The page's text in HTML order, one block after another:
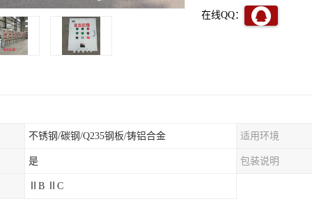
在线QQ：
不锈钢/碳钢/Q235钢板/铸铝合金 适用环境
是 包装说明
ⅡB ⅡC